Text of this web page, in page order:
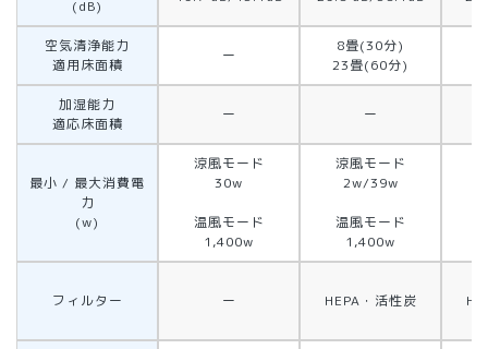
(dB)
空気清浄能力
適用床面積
ー
8畳(30分)
23畳(60分)
加湿能力
適応床面積
ー ー
最小 / 最大消費電
力
(w)
涼風モード
30w
温風モード
1,400w
涼風モード
2w/39w
温風モード
1,400w
フィルター ー HEPA・活性炭